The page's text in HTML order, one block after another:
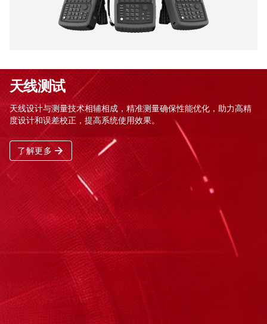
天线测试
天线设计与测量技术相辅相成，精准测量确保性能优化，助力高精
度设计和误差校正，提高系统使用效果。
了解更多